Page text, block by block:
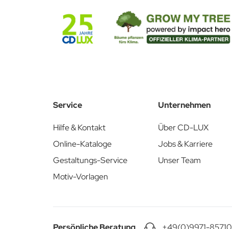
Laden Sie hier die passende Stanzkontur herunter:
Stanzkontur PDF & AI
Service
Hilfe & Kontakt
Online-Kataloge
Gestaltungs-Service
Motiv-Vorlagen
Unternehmen
Über CD-LUX
Jobs & Karriere
Unser Team